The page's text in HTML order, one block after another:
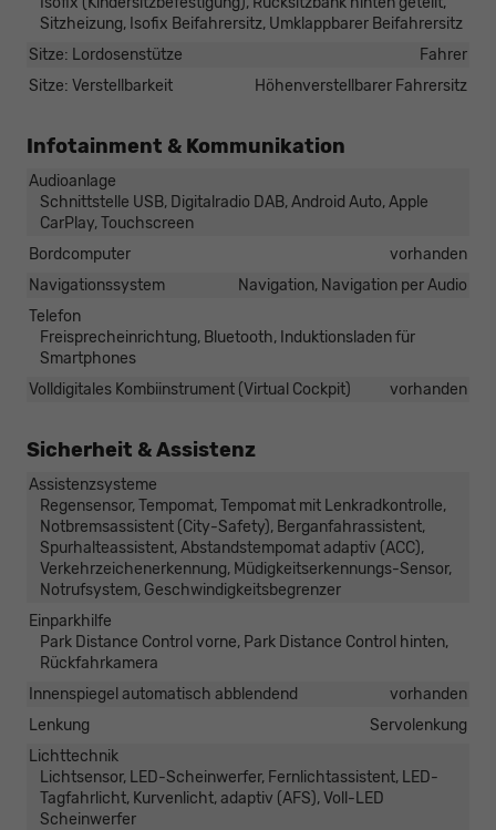
Sitzheizung, Isofix Beifahrersitz, Umklappbarer Beifahrersitz
Sitze: Lordosenstütze
Fahrer
Sitze: Verstellbarkeit
Höhenverstellbarer Fahrersitz
Infotainment & Kommunikation
Audioanlage
Schnittstelle USB, Digitalradio DAB, Android Auto, Apple
CarPlay, Touchscreen
Bordcomputer
vorhanden
Navigationssystem
Navigation, Navigation per Audio
Telefon
Freisprecheinrichtung, Bluetooth, Induktionsladen für
Smartphones
Volldigitales Kombiinstrument (Virtual Cockpit)
vorhanden
Sicherheit & Assistenz
Assistenzsysteme
Regensensor, Tempomat, Tempomat mit Lenkradkontrolle,
Notbremsassistent (City-Safety), Berganfahrassistent,
Spurhalteassistent, Abstandstempomat adaptiv (ACC),
Verkehrzeichenerkennung, Müdigkeitserkennungs-Sensor,
Notrufsystem, Geschwindigkeitsbegrenzer
Einparkhilfe
Park Distance Control vorne, Park Distance Control hinten,
Rückfahrkamera
Innenspiegel automatisch abblendend
vorhanden
Lenkung
Servolenkung
Lichttechnik
Lichtsensor, LED-Scheinwerfer, Fernlichtassistent, LED-
Tagfahrlicht, Kurvenlicht, adaptiv (AFS), Voll-LED
Scheinwerfer